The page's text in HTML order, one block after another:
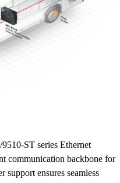
ST series Ethernet
communication backbone for
support ensures seamless